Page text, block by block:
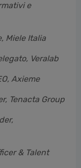
e
Miele Italia
Veralab
Axieme
Tenacta Group
& Talent